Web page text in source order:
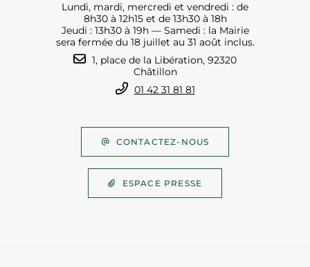
Lundi, mardi, mercredi et vendredi : de
8h30 à 12h15 et de 13h30 à 18h
Jeudi : 13h30 à 19h — Samedi : la Mairie
sera fermée du 18 juillet au 31 août inclus.
1, place de la Libération, 92320
Châtillon
01 42 31 81 81
CONTACTEZ-NOUS
ESPACE PRESSE